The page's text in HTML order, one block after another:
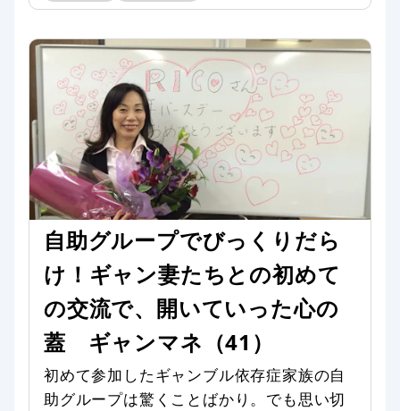
自助グループでびっくりだら
け！ギャン妻たちとの初めて
の交流で、開いていった心の
蓋 ギャンマネ（41）
初めて参加したギャンブル依存症家族の自
助グループは驚くことばかり。でも思い切